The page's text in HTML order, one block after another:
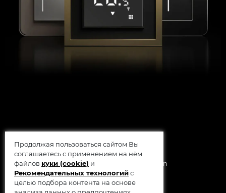
© 2014 - 2026 Werkel AB, Sweden
Продолжая пользоваться сайтом Вы
соглашаетесь с применением на нём
файлов куки (cookie) и
Рекомендательных технологийс
целью подбора контента на основе